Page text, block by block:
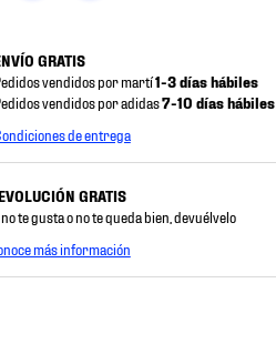
GRATIS
vendidos por martí1-3 días hábiles
vendidos por adidas7-10 días hábiles
de entrega
GRATIS
te gusta o no te queda bien, devuélvelo
más información